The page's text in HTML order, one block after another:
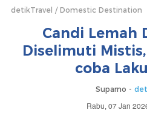
detikTravel Domestic Destination
Candi Lemah
Diselimuti
coba
Suparno -
Rabu, 07 Jan